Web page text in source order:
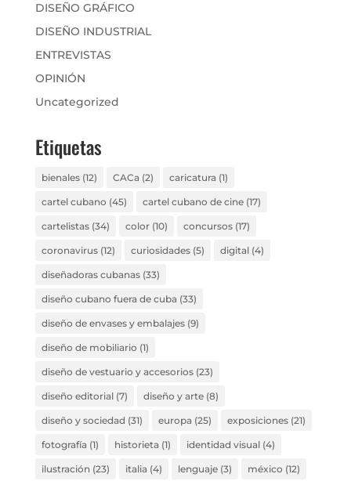
DISEÑO GRÁFICO
DISEÑO INDUSTRIAL
ENTREVISTAS
OPINIÓN
Uncategorized
Etiquetas
bienales(12) CACa (2) caricatura (1)
cartel cubano (45) cartel cubano de cine(17)
cartelistas(34) color(10) concursos(17)
coronavirus(12) curiosidades(5) digital(4)
diseñadoras cubanas(33)
diseño cubano fuera de cuba (33)
diseño de envases y embalajes(9)
diseño de mobiliario (1)
diseño de vestuario y accesorios(23)
diseño editorial(7) diseño y arte(8)
diseño y sociedad (31) europa (25) exposiciones(21)
fotografía (1) historieta (1) identidad visual(4)
ilustración (23) italia (4) lenguaje(3) méxico (12)